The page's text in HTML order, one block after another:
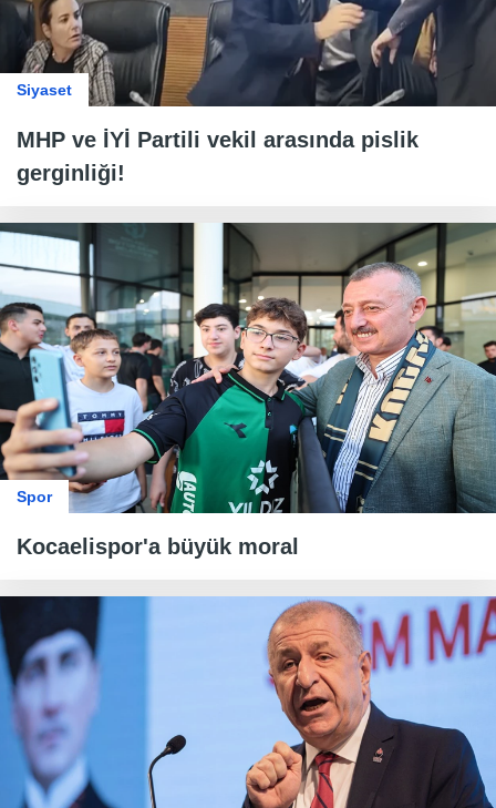
Siyaset
MHP ve İYİ Partili vekil arasında pislik
gerginliği!
Spor
Kocaelispor'a büyük moral